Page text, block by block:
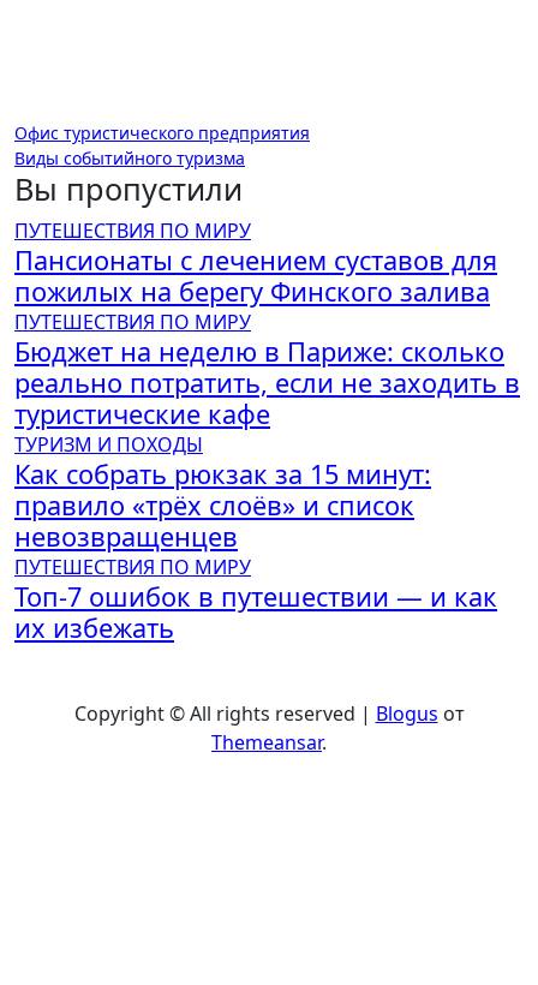
Навигация
по
записям
Офис туристического предприятия
Виды событийного туризма
Вы пропустили
ПУТЕШЕСТВИЯ ПО МИРУ
Пансионаты с лечением суставов для
пожилых на берегу Финского залива
ПУТЕШЕСТВИЯ ПО МИРУ
Бюджет на неделю в Париже: сколько
реально потратить, если не заходить в
туристические кафе
ТУРИЗМ И ПОХОДЫ
Как собрать рюкзак за 15 минут:
правило «трёх слоёв» и список
невозвращенцев
ПУТЕШЕСТВИЯ ПО МИРУ
Топ-7 ошибок в путешествии — и как
их избежать
Copyright © All rights reserved | Blogus от
Themeansar.